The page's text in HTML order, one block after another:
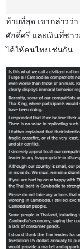
ท้ายที่สุด เขากล่าวว่
ศักดิ์ศรี และเงินที่ชา
ได้ให้คนไทยเช่นกัน